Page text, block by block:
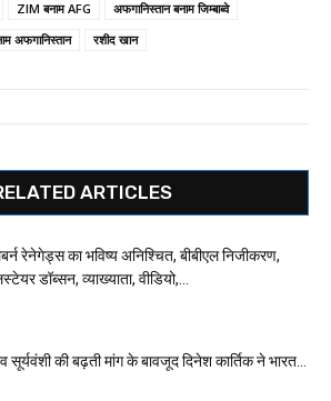
ZIM बनाम AFG
अफगानिस्तान बनाम जिम्बाब्वे
अफगानिस्तान रशीद खान
ARTICLES
रेनेगेड्स का भविष्य अनिश्चित, बीबीएल निजीकरण,
डॉब्सन, व्याख्याता, वीडियो,...
सूर्यवंशी की बढ़ती मांग के बावजूद दिनेश कार्तिक ने भारत...